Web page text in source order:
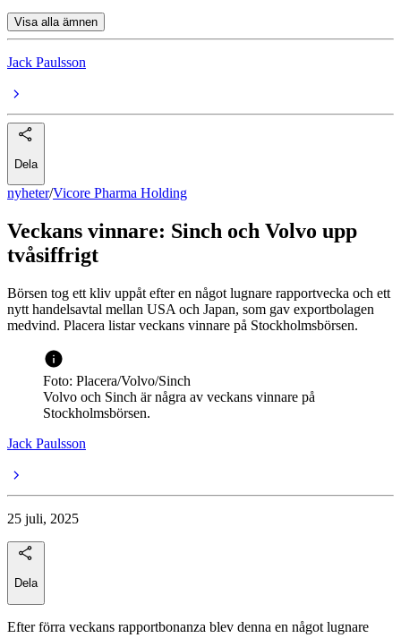
Visa alla ämnen
Jack Paulsson
Dela
nyheter/Vicore Pharma Holding
Veckans vinnare: Sinch och Volvo upp
tvåsiffrigt
Börsen tog ett kliv uppåt efter en något lugnare rapportvecka och ett
nytt handelsavtal mellan USA och Japan, som gav exportbolagen
medvind. Placera listar veckans vinnare på Stockholmsbörsen.
Foto: Placera/Volvo/Sinch
Volvo och Sinch är några av veckans vinnare på
Stockholmsbörsen.
Jack Paulsson
25 juli, 2025
Dela
Efter förra veckans rapportbonanza blev denna en något lugnare